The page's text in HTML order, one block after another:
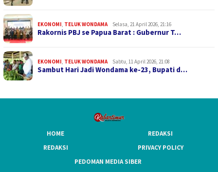
EKONOMI, TELUK WONDAMA Selasa, 21 April 2026, 21:16
Rakornis PBJ se Papua Barat : Gubernur T…
EKONOMI, TELUK WONDAMA Sabtu, 11 April 2026, 21:08
Sambut Hari Jadi Wondama ke-23, Bupati d…
HOME
REDAKSI
REDAKSI
PRIVACY POLICY
PEDOMAN MEDIA SIBER